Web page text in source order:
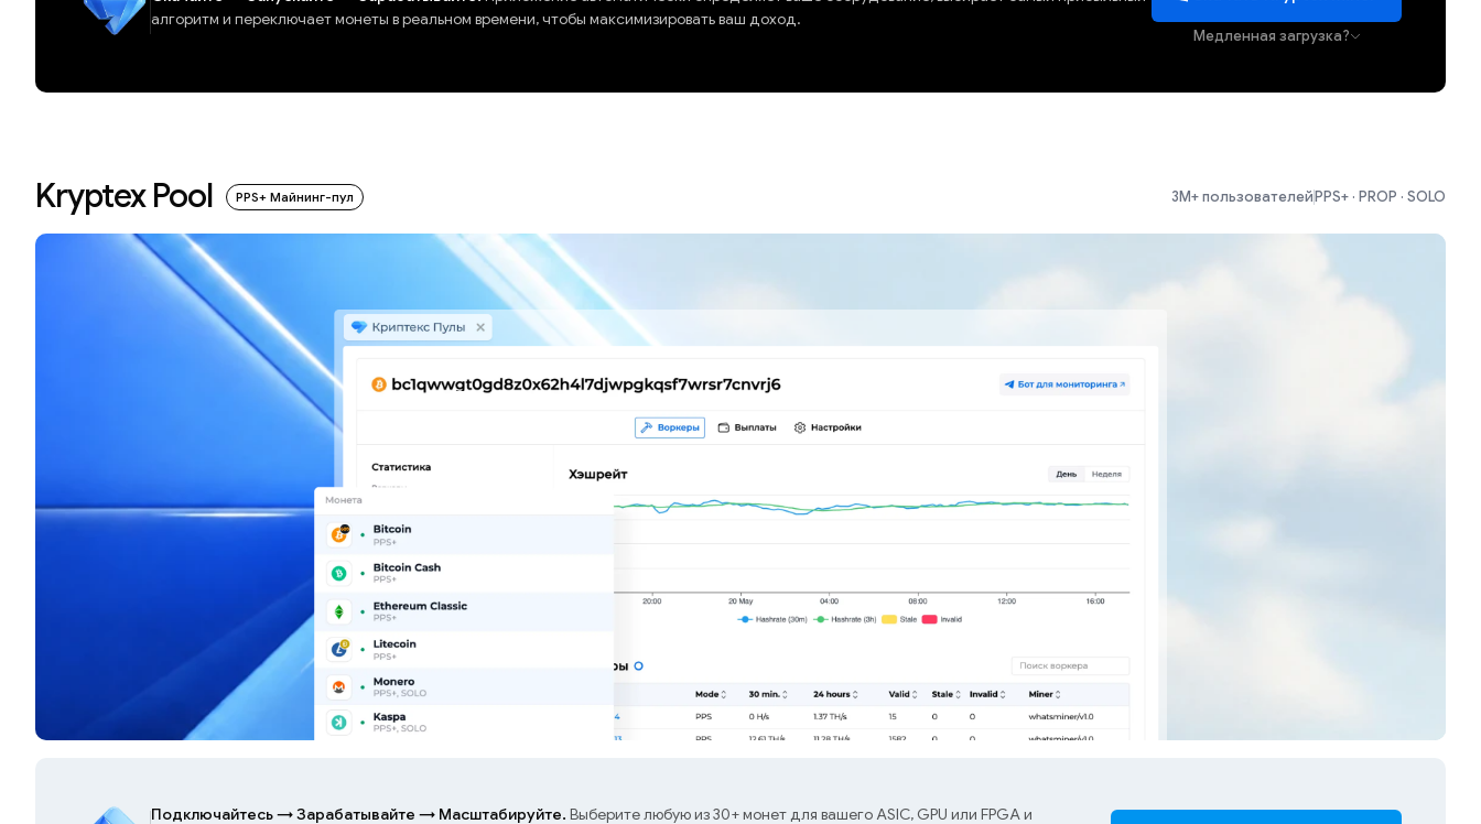
алгоритм и переключает монеты в реальном времени, чтобы максимизировать ваш доход.
Медленная загрузка?
Kryptex Pool PPS+ Майнинг-пул 3M+ пользователейPPS+ · PROP · SOLO
Подключайтесь→Зарабатывайте → Масштабируйте. Выберите любую из 30+ монет для вашего ASIC, GPU или FPGA и